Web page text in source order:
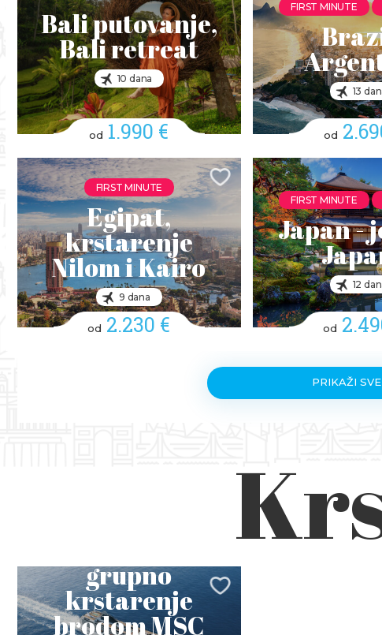
Bali putovanje,
Bali retreat
10 dana
od 1.990 €
FIRST MINUTE
13
od
FIRST MINUTE
Egipat,
krstarenje
Nilom i Kairo
9 dana
od 2.230 €
FIRST MINUTE
Japan -
12
od
PRIKAŽI SVE
grupno
krstarenje
brodom MSC